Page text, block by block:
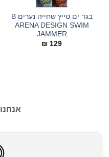
בגד ים טייץ שחייה נערים B
ARENA DESIGN SWIM
JAMMER
₪ 129
אנחנו ARENA